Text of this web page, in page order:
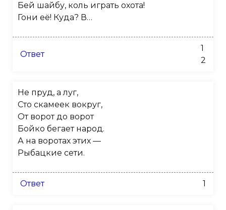
Бей шайбу, коль играть охота!
Гони её! Куда? В…
Ответ
1
2
Не пруд, а луг,
Сто скамеек вокруг,
От ворот до ворот
Бойко бегает народ.
А на воротах этих —
Рыбацкие сети.
Ответ 1